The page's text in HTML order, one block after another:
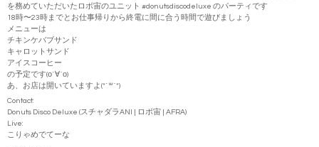
を務めていただいたロボ宙のユニット #donutsdiscodeluxe のパーティです
18時〜23時までとお仕事帰りから終電に間に合う時間で遊びましょう
メニューは
チキンケバブサンド
キャロットサンド
アイスコーヒー
の予定です(о´∀`о)
あ、お店は開いていますよ(*´꒳`*)
Contact:
Donuts Disco Deluxe (スチャダラANI | ロボ宙 | AFRA)
Live:
こりゃめでてーな